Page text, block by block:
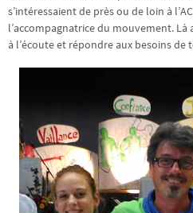
s’intéressaient de près ou de loin à
l’accompagnatrice du mouvement. Là
à l’écoute et répondre aux besoins